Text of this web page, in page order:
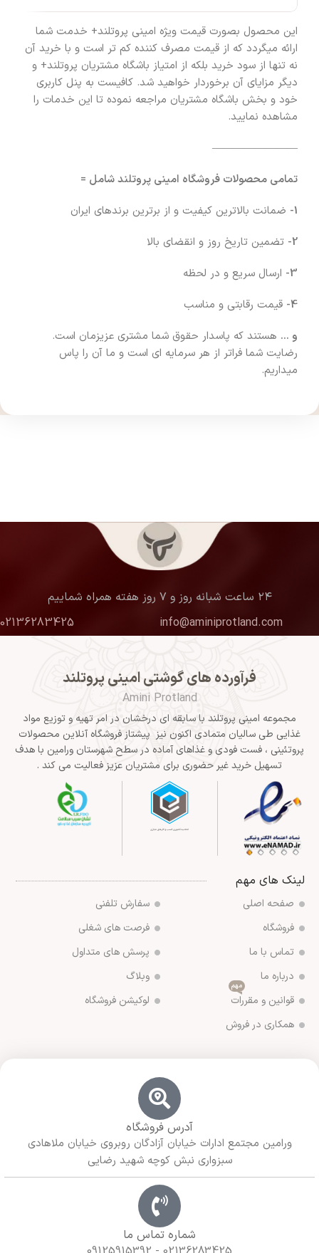
این محصول بصورت قیمت ویژه امینی پروتلند+ خدمت شما
ارائه میگردد که از قیمت مصرف کننده کم تر است و با خرید آن
نه تنها از سود خرید بلکه از امتیاز باشگاه مشتریان پروتلند+ و
دیگر مزایای آن برخوردار خواهید شد. کافیست به پنل کاربری
خود و بخش باشگاه مشتریان مراجعه نموده تا این خدمات را
مشاهده نمایید.
————————
تمامی محصولات فروشگاه امینی پروتلند شامل =
1- ضمانت بالاترین کیفیت و از برترین برندهای ایران
2- تضمین تاریخ روز و انقضای بالا
3- ارسال سریع و در لحظه
4- قیمت رقابتی و مناسب
و … هستند که پاسدار حقوق شما مشتری عزیزمان است.
رضایت شما فراتر از هر سرمایه ای است و ما آن را پاس
میداریم.
۲۴ ساعت شبانه روز و ۷ روز هفته همراه شماییم
info@aminiprotland.com
02136283425
فرآورده های گوشتی امینی پروتلند
Amini Protland
مجموعه امینی پروتلند با سابقه ای درخشان در امر تهیه و توزیع مواد
غذایی طی سالیان متمادی اکنون نیز پیشتاز فروشگاه آنلاین محصولات
پروتئینی ، فست فودی و غذاهای آماده در سطح شهرستان ورامین با هدف
تسهیل خرید غیر حضوری برای مشتریان عزیز فعالیت می کند .
لینک های مهم
صفحه اصلی
فروشگاه
تماس با ما
درباره ما
قوانین و مقررات
مهم
همکاری در فروش
سفارش تلفنی
فرصت های شغلی
پرسش های متداول
وبلاگ
لوکیشن فروشگاه
آدرس فروشگاه
ورامین مجتمع ادارات خیابان آزادگان روبروی خیابان ملاهادی
سبزواری نبش کوچه شهید رضایی
شماره تماس ما